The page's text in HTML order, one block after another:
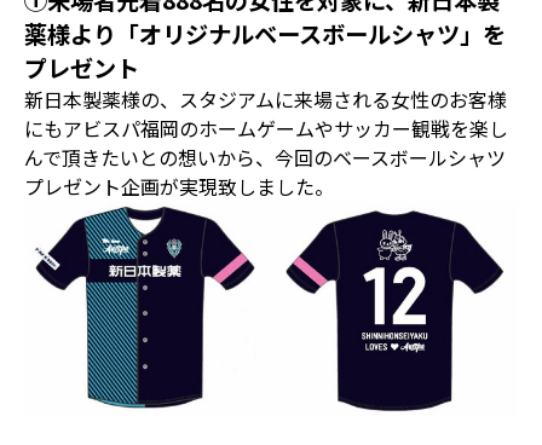
薬様より「オリジナルベースボールシャツ」を
プレゼント
新日本製薬様の、スタジアムに来場される女性のお客様
にもアビスパ福岡のホームゲームやサッカー観戦を楽し
んで頂きたいとの想いから、今回のベースボールシャツ
プレゼント企画が実現致しました。